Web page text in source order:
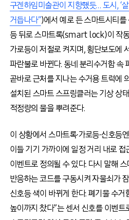
구겐하임미술관이 지향했듯… 도시, ‘
거듭나다”)에서 예로 든 스마트시티
등 뒤로 스마트록(smart lock)이 작
가로등이 저절로 켜지며, 횡단보도에
파란불로 바뀐다. 동네 분리수거함 속
곧바로 근처를 지나는 수거용 트럭에
설치된 스마트 스프링클러는 기상 상
적정량의 물을 뿌려준다.
이 상황에서 스마트록∙가로등∙신호등
이들 기기 가까이에 일정 거리 내로 접
이벤트로 정의될 수 있다. 다시 말해
반응하는 코드를 구동시켜 자물쇠가
신호등 색이 바뀌게 한다. 폐기물 수거
높이까지 찼다”는 센서 신호를 이벤트